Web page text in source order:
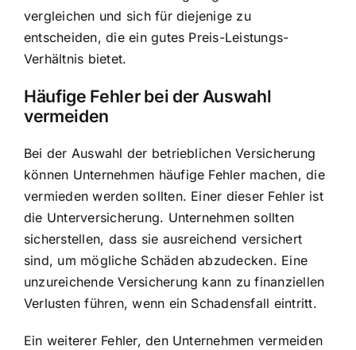
vergleichen und sich für diejenige zu
entscheiden, die ein gutes Preis-Leistungs-
Verhältnis bietet.
Häufige Fehler bei der Auswahl
vermeiden
Bei der Auswahl der betrieblichen Versicherung
können Unternehmen häufige Fehler machen, die
vermieden werden sollten. Einer dieser Fehler ist
die Unterversicherung. Unternehmen sollten
sicherstellen, dass sie ausreichend versichert
sind, um mögliche Schäden abzudecken. Eine
unzureichende Versicherung kann zu finanziellen
Verlusten führen, wenn ein Schadensfall eintritt.
Ein weiterer Fehler, den Unternehmen vermeiden